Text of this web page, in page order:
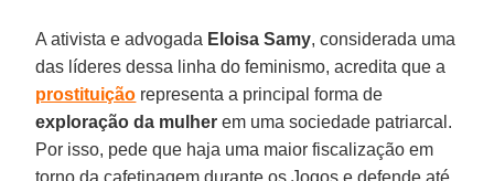
A ativista e advogada Eloisa Samy, considerada uma
das líderes dessa linha do feminismo, acredita que a
prostituição representa a principal forma de
exploração da mulher em uma sociedade patriarcal.
Por isso, pede que haja uma maior fiscalização em
torno da cafetinagem durante os Jogos e defende até